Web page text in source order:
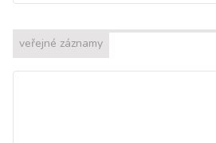
veřejné záznamy